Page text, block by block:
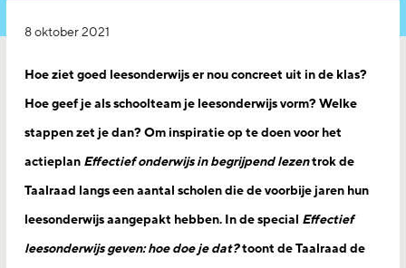
8 oktober 2021
Hoe ziet goed leesonderwijs er nou concreet uit in de klas?
Hoe geef je als schoolteam je leesonderwijs vorm? Welke
stappen zet je dan? Om inspiratie op te doen voor het
actieplan Effectief onderwijs in begrijpend lezentrok de
Taalraad langs een aantal scholen die de voorbije jaren hun
leesonderwijs aangepakt hebben. In de special Effectief
leesonderwijs geven: hoe doe je dat?toont de Taalraad de